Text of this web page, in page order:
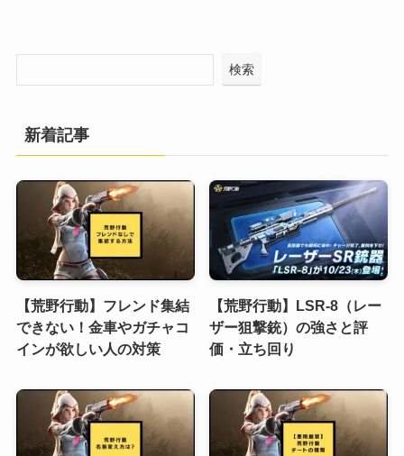
検索
新着記事
【荒野行動】フレンド集結
できない！金車やガチャコ
インが欲しい人の対策
【荒野行動】LSR-8（レー
ザー狙撃銃）の強さと評
価・立ち回り